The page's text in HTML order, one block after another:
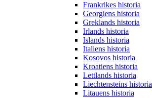
Frankrikes historia
Georgiens historia
Greklands historia
Irlands historia
Islands historia
Italiens historia
Kosovos historia
Kroatiens historia
Lettlands historia
Liechtensteins historia
Litauens historia